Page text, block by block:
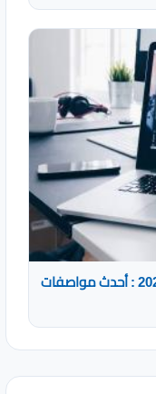
أفضل أجهزة اللاب توب للبرمجة لعام 2026 : أحدث مواصفات